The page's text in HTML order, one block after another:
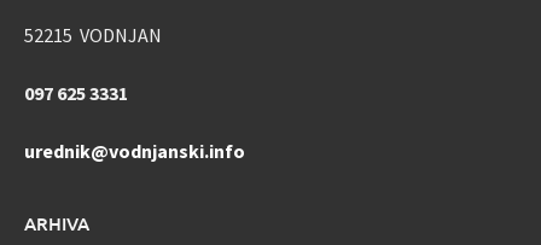
52215 VODNJAN
097 625 3331
urednik@vodnjanski.info
ARHIVA